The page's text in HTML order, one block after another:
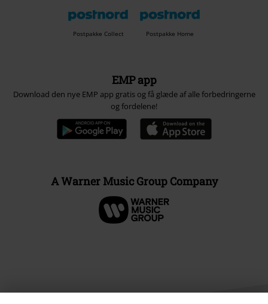
Postpakke Collect Postpakke Home
EMP app
Download den nye EMP app gratis og få glæde af alle forbedringerne
og fordelene!
A Warner Music Group Company